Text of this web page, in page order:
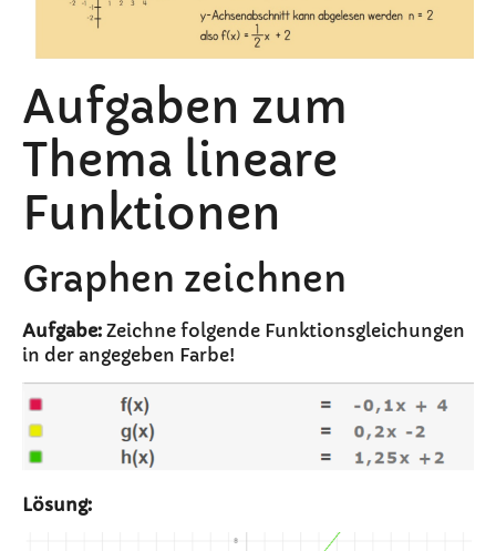
Aufgaben zum
Thema lineare
Funktionen
Graphen zeichnen
Aufgabe: Zeichne folgende Funktionsgleichungen
in der angegeben Farbe!
Lösung: